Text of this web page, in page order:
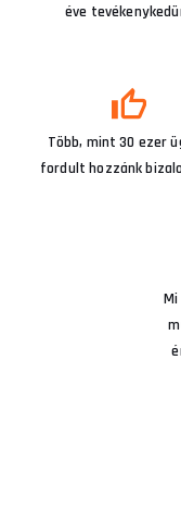
éve
Több, mint 30 ezer
fordult hozzánk